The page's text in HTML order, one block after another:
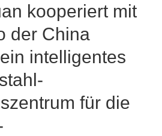
der China Railway, um ein
Verarbeitungszentrum für die
zu errichten
kooperiert mit
der China
intelligentes
für die